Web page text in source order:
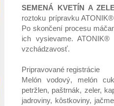
SEMENÁ KVETÍN A
roztoku prípravku
Po skončení procesu
ich vysievame.
vzchádzavosť.
Pripravované registrácie
Melón vodový, melón
petržlen, paštrnák, zeler,
jadroviny, kôstkoviny,